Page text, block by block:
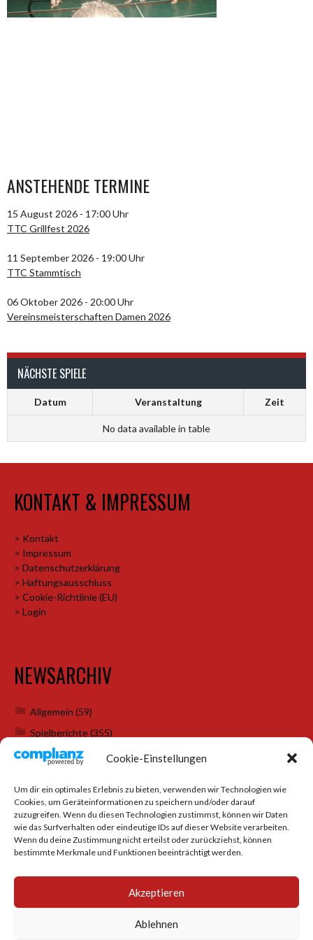
Cookie-Einstellungen
Um dir ein optimales Erlebnis zu bieten, verwenden wir Technologien wie
Cookies, um Geräteinformationen zu speichern und/oder darauf
zuzugreifen. Wenn du diesen Technologien zustimmst, können wir Daten
wie das Surfverhalten oder eindeutige IDs auf dieser Website verarbeiten.
Wenn du deine Zustimmung nicht erteilst oder zurückziehst, können
bestimmte Merkmale und Funktionen beeinträchtigt werden.
Akzeptieren
Ablehnen
ANSTEHENDE TERMINE
15 August 2026 - 17:00 Uhr
TTC Grillfest 2026
11 September 2026 - 19:00 Uhr
TTC Stammtisch
06 Oktober 2026 - 20:00 Uhr
Vereinsmeisterschaften Damen 2026
NÄCHSTE SPIELE
Datum Veranstaltung Zeit
No data available in table
KONTAKT & IMPRESSUM
> Kontakt
> Impressum
> Datenschutzerklärung
> Haftungsausschluss
> Cookie-Richtlinie (EU)
> Login
NEWSARCHIV
Allgemein (59)
Spielberichte(355)
Weihnachtsfeiern(7)
SOCIAL MEDIA